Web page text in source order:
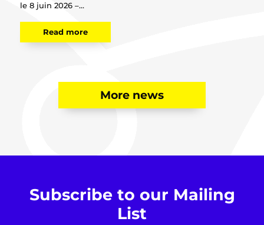
le 8 juin 2026 –...
Read more
More news
Subscribe to our Mailing
List